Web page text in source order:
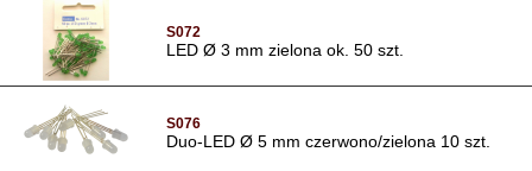
S072
LED Ø 3 mm zielona ok. 50 szt.
S076
Duo-LED Ø 5 mm czerwono/zielona 10 szt.